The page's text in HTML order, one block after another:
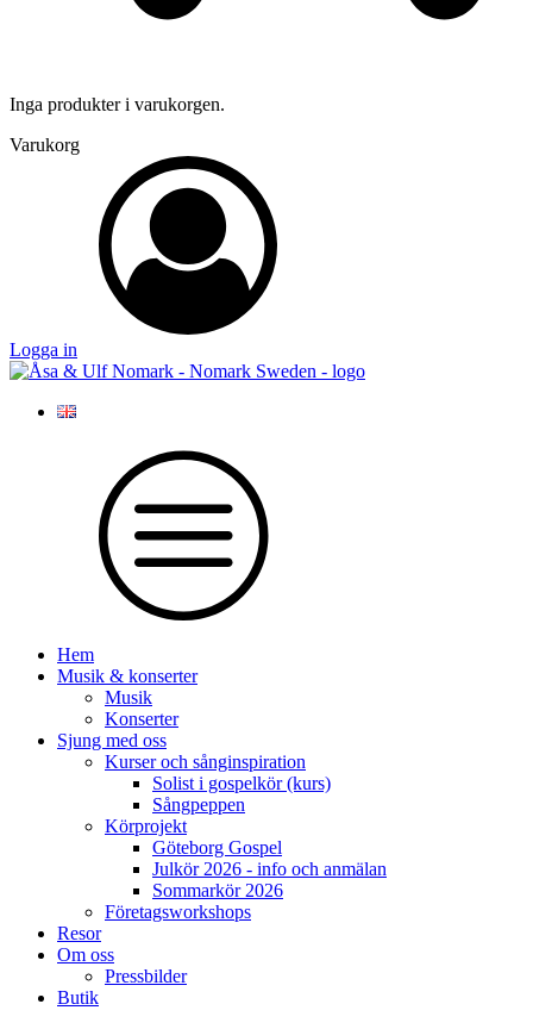
Inga produkter i varukorgen.
Varukorg
Logga in
Hem
Musik & konserter
Musik
Konserter
Sjung med oss
Kurser och sånginspiration
Solist i gospelkör (kurs)
Sångpeppen
Körprojekt
Göteborg Gospel
Julkör 2026 - info och anmälan
Sommarkör 2026
Företagsworkshops
Resor
Om oss
Pressbilder
Butik